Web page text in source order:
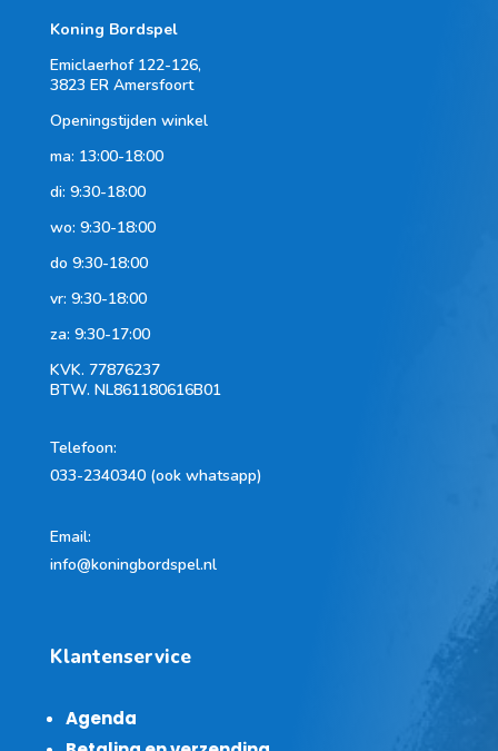
Koning Bordspel
Emiclaerhof 122-126,
3823 ER Amersfoort
Openingstijden winkel
ma: 13:00-18:00
di: 9:30-18:00
wo: 9:30-18:00
do 9:30-18:00
vr: 9:30-18:00
za: 9:30-17:00
KVK. 77876237
BTW. NL861180616B01
Telefoon:
033-2340340 (ook whatsapp)
Email:
info@koningbordspel.nl
Klantenservice
Agenda